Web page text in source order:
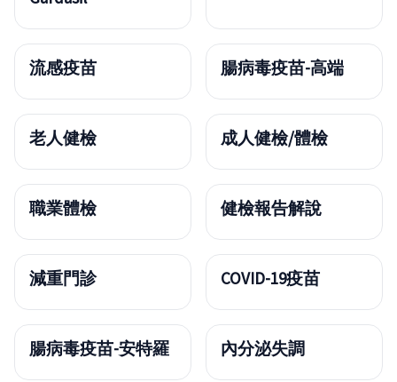
流感疫苗 腸病毒疫苗-高端
老人健檢 成人健檢/體檢
職業體檢 健檢報告解說
減重門診 COVID-19疫苗
腸病毒疫苗-安特羅 內分泌失調